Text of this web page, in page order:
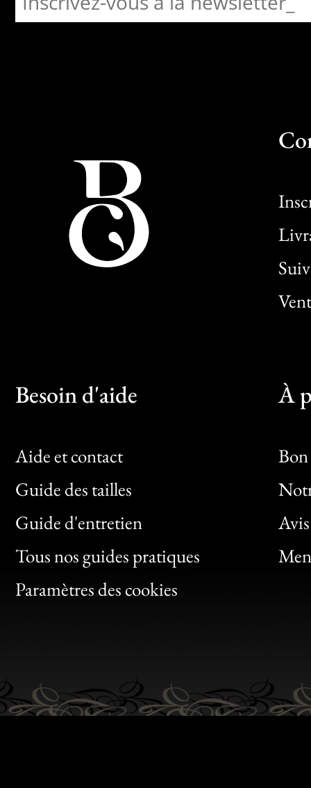
Besoin d'aide
Aide et contact
Guide des tailles
Guide d'entretien
Tous nos guides pratiques
Paramètres des cookies
À
Bon
Clic